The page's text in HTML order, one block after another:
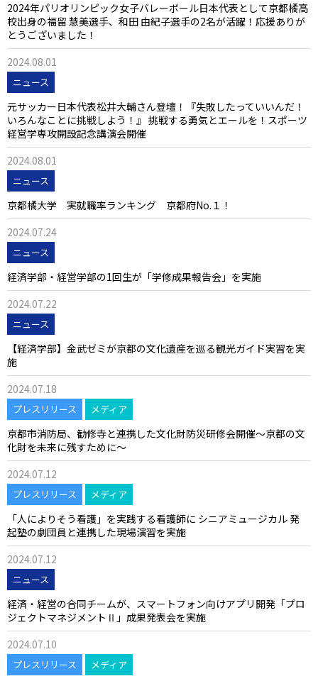
2024年パリオリンピック女子バレーボール日本代表として京都橘高
校出身の福留 慧美選手、和田 由紀子選手の2名が活躍！応援ありが
とうございました！
2024.08.01
ニュース
元サッカー日本代表松井大輔さん登壇！『失敗したっていいんだ！
いろんなことに挑戦しよう！』 挑戦する勇気とエールを！スポーツ
経営学専攻開設記念講演会開催
2024.08.01
ニュース
京都橘大学 実就職率ランキング 京都府No.１！
2024.07.24
ニュース
経済学部・経営学部の1回生が「学修成果報告会」を実施
2024.07.22
ニュース
【経済学部】金武ゼミが京都の文化遺産を巡る観光ガイド実習を実
施
2024.07.18
プレスリリース メディア
京都市消防局、勧修寺と連携した文化財防災研修会開催～京都の文
化財を未来に残すために～
2024.07.12
プレスリリース メディア
「人によりそう看護」を実践する看護師に シニアミュージカル 発
起塾の劇団員と連携した現場演習を実施
2024.07.12
ニュース
経済・経営の合同チームが、スマートフォン向けアプリ開発「プロ
ジェクトマネジメントⅡ」成果発表会を実施
2024.07.10
プレスリリース メディア